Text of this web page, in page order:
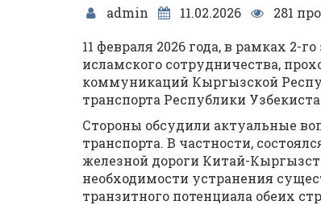
admin 11.02.2026
281
11 февраля 2026 года, в рамках 2-
исламского сотрудничества,
коммуникаций Кыргызской
транспорта Республики
Стороны обсудили актуальные
транспорта. В частности,
железной дороги Китай-
необходимости устранения
транзитного потенциала обеих